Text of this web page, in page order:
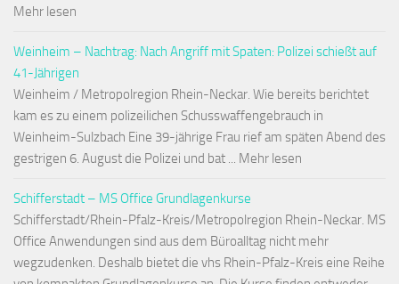
Mehr lesen
Weinheim – Nachtrag: Nach Angriff mit Spaten: Polizei schießt auf
41-Jährigen
Weinheim / Metropolregion Rhein-Neckar. Wie bereits berichtet
kam es zu einem polizeilichen Schusswaffengebrauch in
Weinheim-Sulzbach Eine 39-jährige Frau rief am späten Abend des
gestrigen 6. August die Polizei und bat ... Mehr lesen
Schifferstadt – MS Office Grundlagenkurse
Schifferstadt/Rhein-Pfalz-Kreis/Metropolregion Rhein-Neckar. MS
Office Anwendungen sind aus dem Büroalltag nicht mehr
wegzudenken. Deshalb bietet die vhs Rhein-Pfalz-Kreis eine Reihe